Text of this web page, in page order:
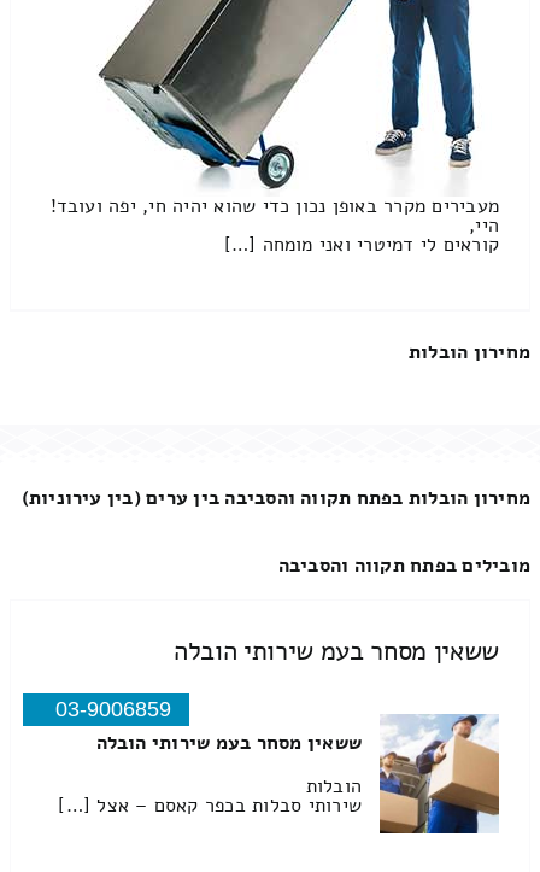
מעבירים מקרר באופן נכון כדי שהוא יהיה חי, יפה ועובד!
היי,
קוראים לי דמיטרי ואני מומחה […]
מחירון הובלות
מחירון הובלות בפתח תקווה והסביבה בין ערים (בין עירוניות)
מובילים בפתח תקווה והסביבה
ששאין מסחר בעמ שירותי הובלה
03-9006859
ששאין מסחר בעמ שירותי הובלה
הובלות
שירותי סבלות בכפר קאסם – אצל […]